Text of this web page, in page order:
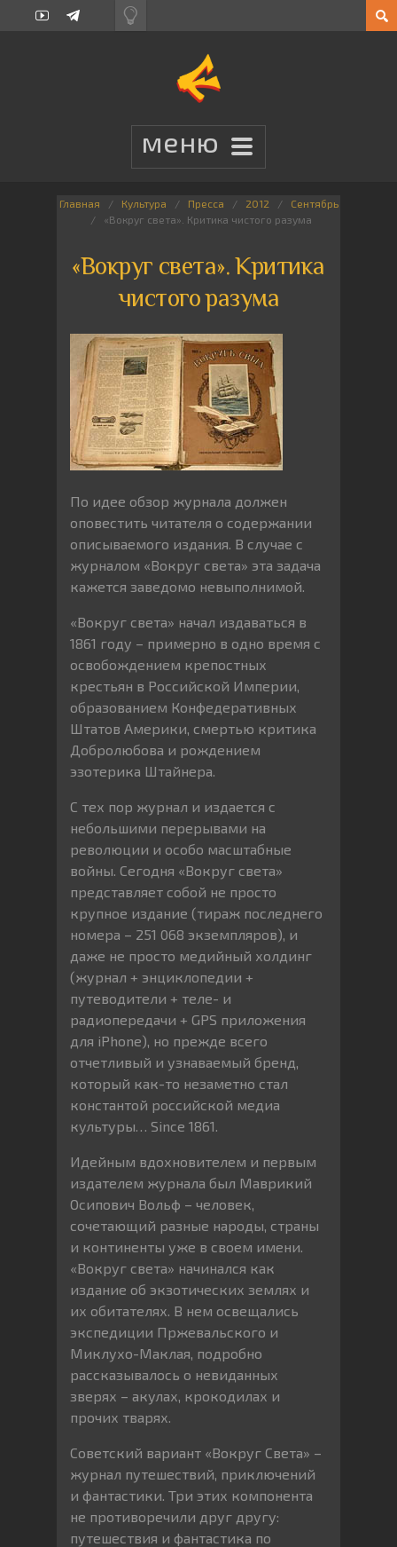
Главная Культура Пресса 2012
Сентябрь
«Вокруг света». Критика чистого разума
«Вокруг света». Критика
чистого разума
По идее обзор журнала должен
оповестить читателя о содержании
описываемого издания. В случае с
журналом «Вокруг света» эта задача
кажется заведомо невыполнимой.
«Вокруг света» начал издаваться в
1861 году – примерно в одно время с
освобождением крепостных
крестьян в Российской Империи,
образованием Конфедеративных
Штатов Америки, смертью критика
Добролюбова и рождением
эзотерика Штайнера.
С тех пор журнал и издается с
небольшими перерывами на
революции и особо масштабные
войны. Сегодня «Вокруг света»
представляет собой не просто
крупное издание (тираж последнего
номера – 251 068 экземпляров), и
даже не просто медийный холдинг
(журнал + энциклопедии +
путеводители + теле- и
радиопередачи + GPS приложения
для iPhone), но прежде всего
отчетливый и узнаваемый бренд,
который как-то незаметно стал
константой российской медиа
культуры… Since 1861.
Идейным вдохновителем и первым
издателем журнала был Маврикий
Осипович Вольф – человек,
сочетающий разные народы, страны
и континенты уже в своем имени.
«Вокруг света» начинался как
издание об экзотических землях и
их обитателях. В нем освещались
экспедиции Пржевальского и
Миклухо-Маклая, подробно
рассказывалось о невиданных
зверях – акулах, крокодилах и
прочих тварях.
Советский вариант «Вокруг Света» –
журнал путешествий, приключений
и фантастики. Три этих компонента
не противоречили друг другу:
путешествия и фантастика по